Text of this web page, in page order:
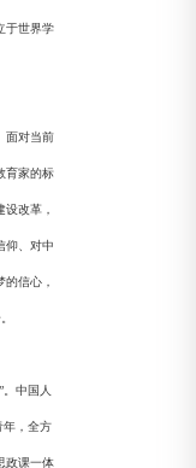
于世界学
面对当前
育家的标
改革，
仰、对中
信心，
中国人
年，全方
政课一体